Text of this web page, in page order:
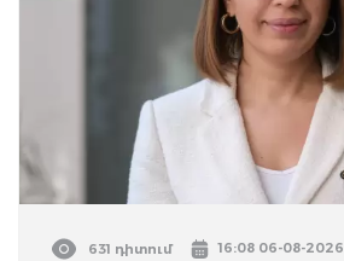
631 դիտում 16:08 06-08-2026